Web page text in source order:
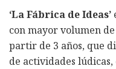
‘La Fábrica de Ideas’
con mayor volumen
partir de 3 años, que
de actividades